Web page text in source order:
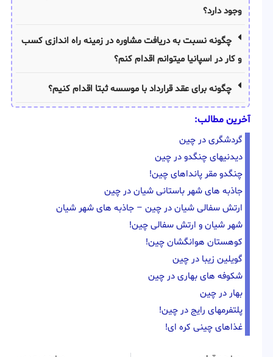
وجود دارد؟
چگونه نسبت به دریافت مشاوره در زمینه راه اندازی کسب
و کار در اسپانیا میتوانم اقدام کنم؟
چگونه برای عقد قرارداد با موسسه ثبتا اقدام کنیم؟
آخرین مطالب:
گردشگری در چین
دیدنیهای چنگدو در چین
چنگدو مقر پانداهای چین!
جاذبه های شهر باستانی شیان در چین
ارتش سفالی شیان در چین – جاذبه های شهر شیان
شهر شیان و ارتش سفالی چین!
کوهستان هوانگشان چین!
گویلین زیبا در چین
شکوفه های بهاری در چین
بهار در چین
پلتفرمهای رایج در چین!
غذاهای چینی کره ای!